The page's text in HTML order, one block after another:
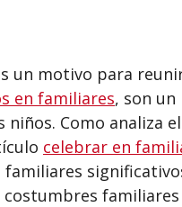
un motivo para
en familiares, son un
niños. Como analiza
celebrar en
familiares